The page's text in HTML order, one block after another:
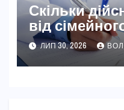
Скільки
від
ЛИП 30, 2026